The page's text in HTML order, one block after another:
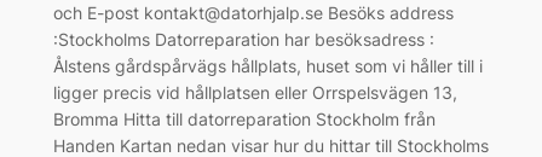
och E-post kontakt@datorhjalp.se Besöks address
:Stockholms Datorreparation har besöksadress :
Ålstens gårdspårvägs hållplats, huset som vi håller till i
ligger precis vid hållplatsen eller Orrspelsvägen 13,
Bromma Hitta till datorreparation Stockholm från
Handen Kartan nedan visar hur du hittar till Stockholms